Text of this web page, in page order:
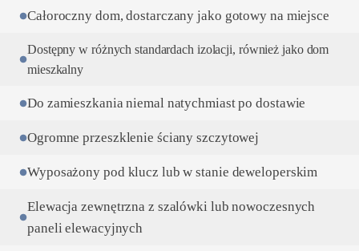
Całoroczny dom, dostarczany jako gotowy na miejsce
Dostępny w różnych standardach izolacji, również jako dom
mieszkalny
Do zamieszkania niemal natychmiast po dostawie
Ogromne przeszklenie ściany szczytowej
Wyposażony pod klucz lub w stanie deweloperskim
Elewacja zewnętrzna z szalówki lub nowoczesnych
paneli elewacyjnych